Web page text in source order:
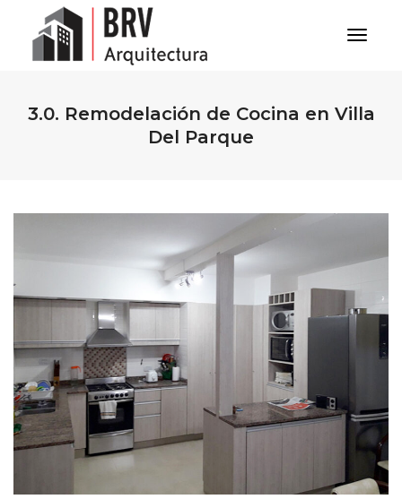
3.0. Remodelación de Cocina en Villa
Del Parque